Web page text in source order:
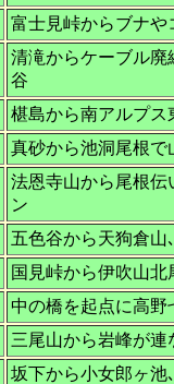
富士見峠からブナや
清滝からケーブル廃
谷
椹島から南アルプス
真砂から池洞尾根で
法恩寺山から尾根伝
ン
五色谷から天狗倉
国見峠から伊吹山
中の橋を起点に高野
三尾山から岩峰が
坂下から小女郎ヶ池